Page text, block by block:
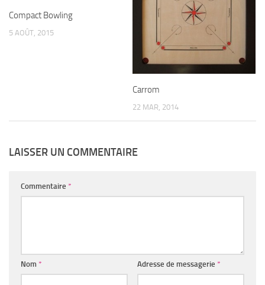
Compact Bowling
5 AOÛT, 2015
Carrom
22 MAR, 2014
LAISSER UN COMMENTAIRE
Commentaire *
Nom * Adresse de messagerie *